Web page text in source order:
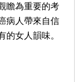
瞻為重要的考
病人帶來自信
的女人韻味。